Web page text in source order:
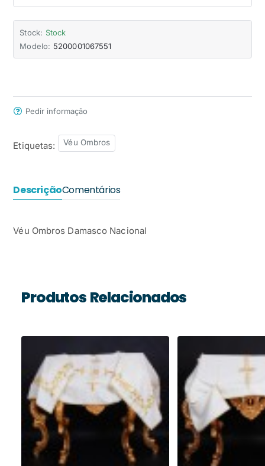
Stock: Stock
Modelo: 5200001067551
Pedir informação
Etiquetas: Véu Ombros
DescriçãoComentários
Véu Ombros Damasco Nacional
Produtos Relacionados